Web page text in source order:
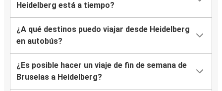
Heidelberg está a tiempo?
¿A qué destinos puedo viajar desde Heidelberg
en autobús?
¿Es posible hacer un viaje de fin de semana de
Bruselas a Heidelberg?